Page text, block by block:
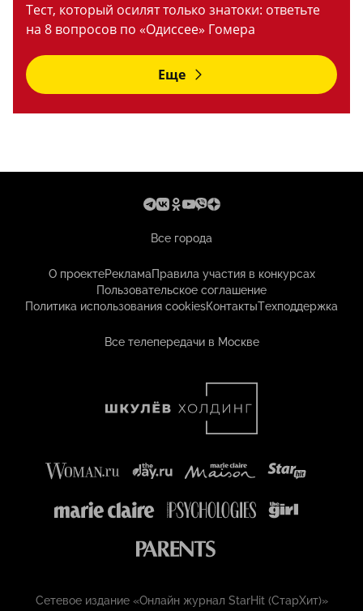
Тест, который осилят только знатоки: ответьте
на 8 вопросов по «Одиссее» Гомера
Еще
Все города
О проектеРекламаПравила участия в конкурсах
Пользовательское соглашение
Политика использования cookiesКонтактыТехподдержка
Все телепередачи в Москве
Сетевое издание «Онлайн журнал StarHit (СтарХит)»